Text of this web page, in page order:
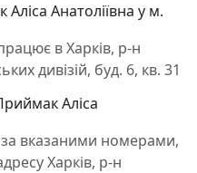
Анатоліївна у м.
в Харків, р-н
дивізій, буд. 6, кв. 31
Аліса
вказаними номерами,
Харків, р-н